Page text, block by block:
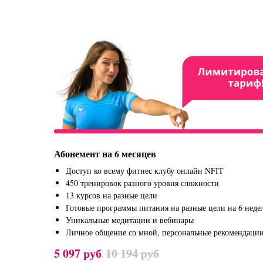
Абонемент на 6 месяцев
Доступ ко всему фитнес клубу онлайн NFIT
450 тренировок разного уровня сложности
13 курсов на разные цели
Готовые программы питания на разные цели на 6
Уникальные медитации и вебинары
Личное общение со мной, персональные
5 097руб 10 194руб